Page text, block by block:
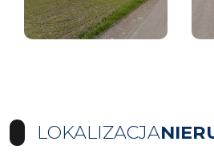
LOKALIZACJA